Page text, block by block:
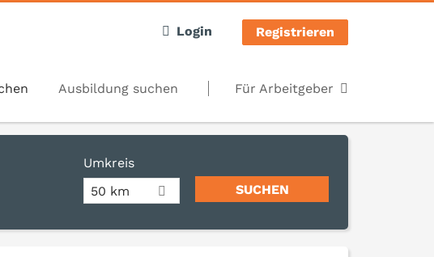
Login Registrieren
Ausbildung suchen Für Arbeitgeber
Umkreis
50 km